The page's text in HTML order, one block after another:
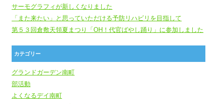
サーモグラフィが新しくなりました
「また来たい」と思っていただける予防リハビリを目指して
第５３回倉敷天領夏まつり「OH！代官ばやし踊り」に参加しました
カテゴリー
グランドガーデン南町
部活動
よくなるデイ南町